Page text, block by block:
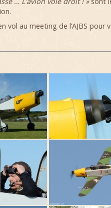
vol au meeting de l’AJBS pour